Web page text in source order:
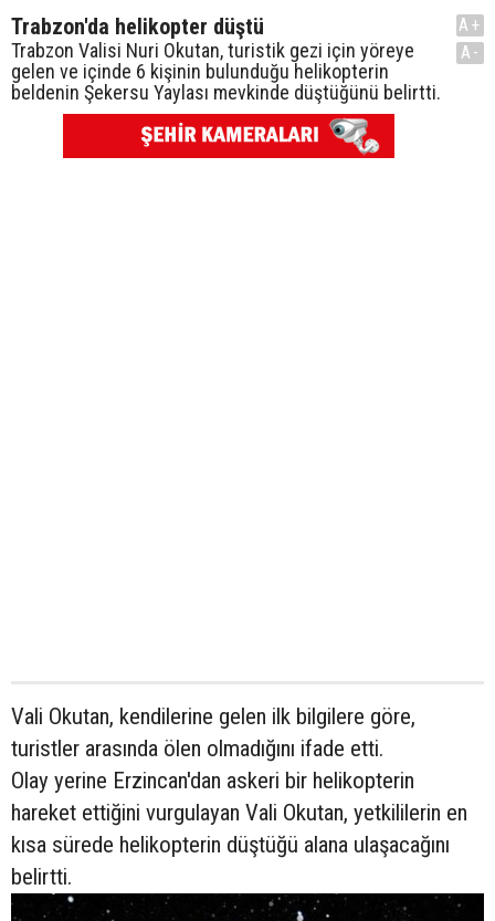
Trabzon'da helikopter düştü
Trabzon Valisi Nuri Okutan, turistik gezi için yöreye
gelen ve içinde 6 kişinin bulunduğu helikopterin
beldenin Şekersu Yaylası mevkinde düştüğünü belirtti.
A+
A-
Vali Okutan, kendilerine gelen ilk bilgilere göre,
turistler arasında ölen olmadığını ifade etti.
Olay yerine Erzincan'dan askeri bir helikopterin
hareket ettiğini vurgulayan Vali Okutan, yetkililerin en
kısa sürede helikopterin düştüğü alana ulaşacağını
belirtti.